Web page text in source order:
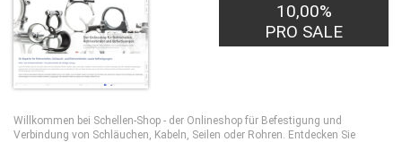
10,00%
PRO SALE
Willkommen bei Schellen-Shop - der Onlineshop für Befestigung und
Verbindung von Schläuchen, Kabeln, Seilen oder Rohren. Entdecken Sie